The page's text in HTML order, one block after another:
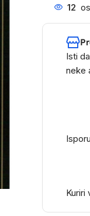
12
Isti
neke
Kuriri